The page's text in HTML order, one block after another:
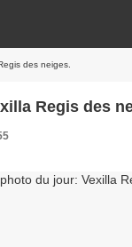
des neiges.
Regis des